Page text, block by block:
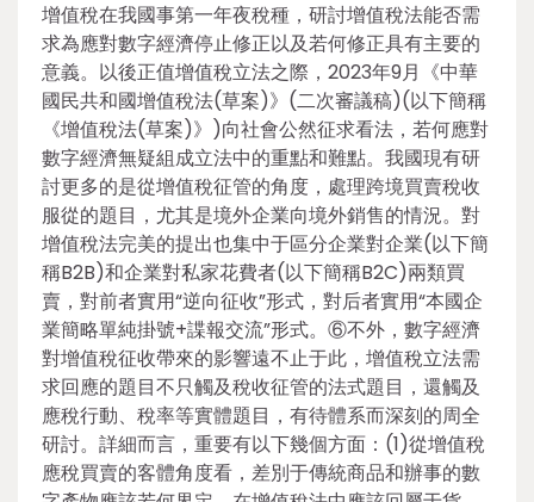
增值稅在我國事第一年夜稅種，研討增值稅法能否需
求為應對數字經濟停止修正以及若何修正具有主要的
意義。以後正值增值稅立法之際，2023年9月《中華
國民共和國增值稅法(草案)》(二次審議稿)(以下簡稱
《增值稅法(草案)》)向社會公然征求看法，若何應對
數字經濟無疑組成立法中的重點和難點。我國現有研
討更多的是從增值稅征管的角度，處理跨境買賣稅收
服從的題目，尤其是境外企業向境外銷售的情況。對
增值稅法完美的提出也集中于區分企業對企業(以下簡
稱B2B)和企業對私家花費者(以下簡稱B2C)兩類買
賣，對前者實用“逆向征收”形式，對后者實用“本國企
業簡略單純掛號+諜報交流”形式。⑥不外，數字經濟
對增值稅征收帶來的影響遠不止于此，增值稅立法需
求回應的題目不只觸及稅收征管的法式題目，還觸及
應稅行動、稅率等實體題目，有待體系而深刻的周全
研討。詳細而言，重要有以下幾個方面：(1)從增值稅
應稅買賣的客體角度看，差別于傳統商品和辦事的數